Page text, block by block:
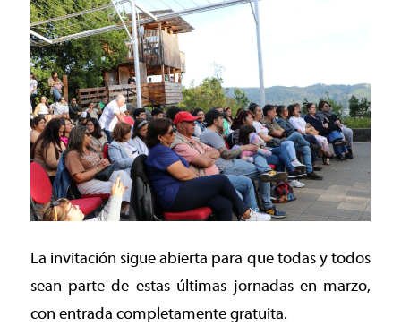
La invitación sigue abierta para que todas y todos
sean parte de estas últimas jornadas en marzo,
con entrada completamente gratuita.